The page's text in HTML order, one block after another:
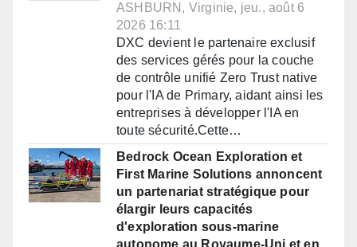
ASHBURN, Virginie, jeu., août 6
2026 16:11
DXC devient le partenaire exclusif
des services gérés pour la couche
de contrôle unifié Zero Trust native
pour l'IA de Primary, aidant ainsi les
entreprises à développer l'IA en
toute sécurité.Cette…
Bedrock Ocean Exploration et
First Marine Solutions annoncent
un partenariat stratégique pour
élargir leurs capacités
d'exploration sous-marine